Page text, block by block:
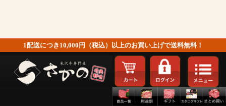
1配送につき10,000円（税込）以上のお買い上げで送料無料！